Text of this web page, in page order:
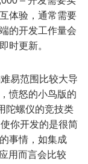
体验，通常需要
的开发工作量会
时更新。
易范围比较大导
愤怒的小鸟版的
陀螺仪的竞技类
你开发的是很简
事情，如集成
用而言会比较